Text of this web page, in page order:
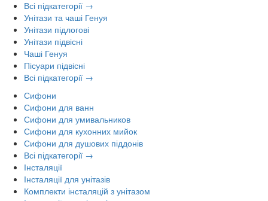
Всі підкатегорії →
Унітази та чаші Генуя
Унітази підлогові
Унітази підвісні
Чаші Генуя
Пісуари підвісні
Всі підкатегорії →
Сифони
Сифони для ванн
Сифони для умивальников
Сифони для кухонних мийок
Сифони для душових піддонів
Всі підкатегорії →
Інсталяції
Інсталяції для унітазів
Комплекти інсталяцій з унітазом